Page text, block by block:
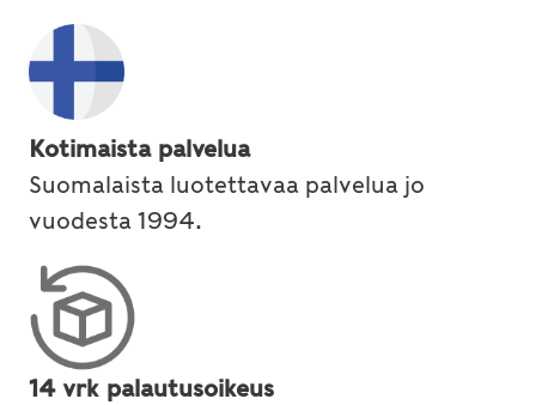
Kotimaista palvelua
Suomalaista luotettavaa palvelua jo
vuodesta 1994.
14 vrk palautusoikeus